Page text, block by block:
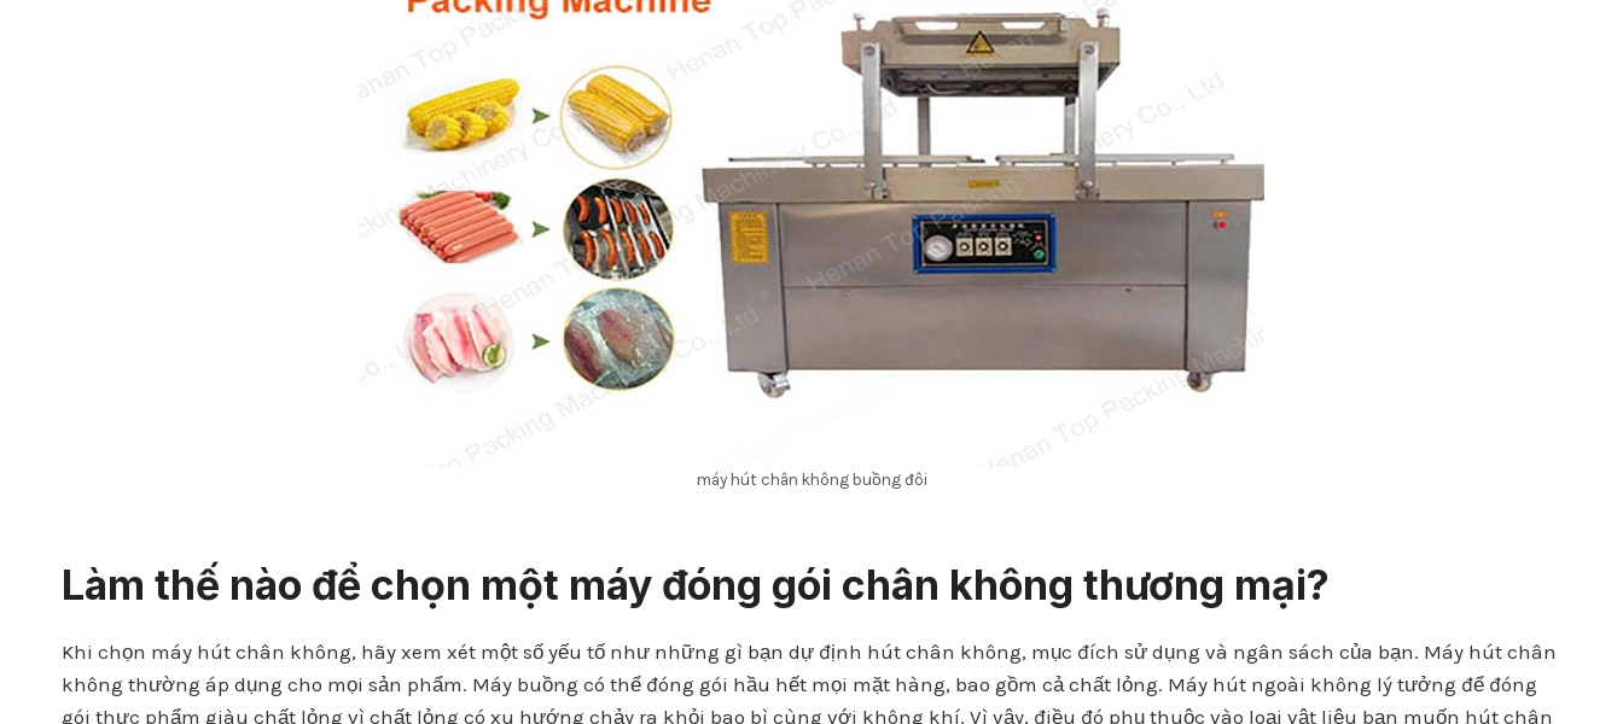
máy hút chân không buồng đôi
Làm thế nào để chọn một máy đóng gói chân không thương mại?
Khi chọn máy hút chân không, hãy xem xét một số yếu tố như những gì bạn dự định hút chân không, mục đích sử dụng và ngân sách của bạn. Máy hút chân
không thường áp dụng cho mọi sản phẩm. Máy buồng có thể đóng gói hầu hết mọi mặt hàng, bao gồm cả chất lỏng. Máy hút ngoài không lý tưởng để đóng
gói thực phẩm giàu chất lỏng vì chất lỏng có xu hướng chảy ra khỏi bao bì cùng với không khí. Vì vậy, điều đó phụ thuộc vào loại vật liệu bạn muốn hút chân